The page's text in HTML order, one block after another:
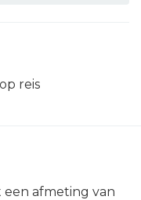
reis
afmeting van